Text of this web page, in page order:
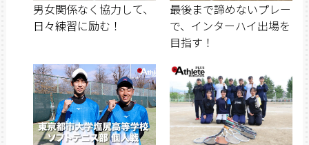
男女関係なく協力して、
日々練習に励む！
最後まで諦めないプレー
で、インターハイ出場を
目指す！